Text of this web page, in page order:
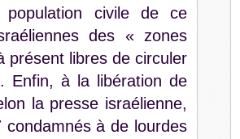
civile de ce
des « zones
présent libres de circuler
Enfin, à la libération de
la presse israélienne,
à de lourdes